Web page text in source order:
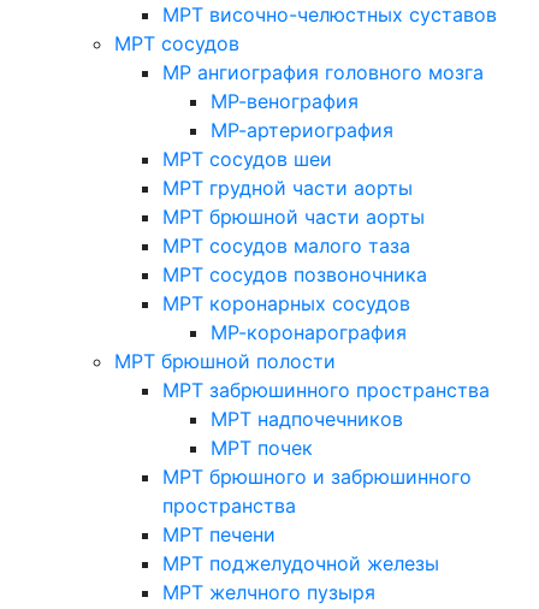
МРТ височно-челюстных суставов
МРТ сосудов
МР ангиография головного мозга
МР-венография
МР-артериография
МРТ сосудов шеи
МРТ грудной части аорты
МРТ брюшной части аорты
МРТ сосудов малого таза
МРТ сосудов позвоночника
МРТ коронарных сосудов
МР-коронарография
МРТ брюшной полости
МРТ забрюшинного пространства
МРТ надпочечников
МРТ почек
МРТ брюшного и забрюшинного
пространства
МРТ печени
МРТ поджелудочной железы
МРТ желчного пузыря